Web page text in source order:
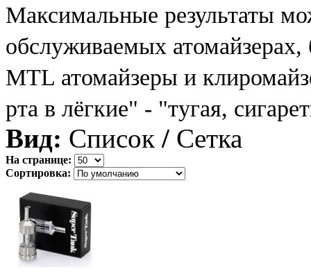
Максимальные результаты
обслуживаемых атомайзерах,
MTL атомайзеры и
рта в лёгкие" - "тугая,
Вид: Список / Сетка
На странице:
Сортировка: